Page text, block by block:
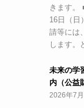
きます。
16日（日
請等には
します。
未来の学
内（公益
2026年7